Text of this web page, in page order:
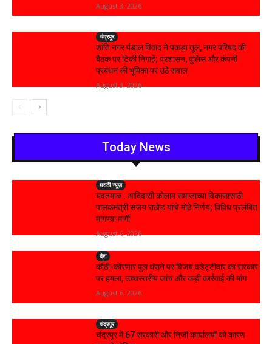
August 3, 2026
चंद्रपूर
शांति नगर पंडाल विवाद ने पकड़ा तूल, नगर परिषद की
बैठक पर टिकीं निगाहें; प्रशासन, पुलिस और कंपनी
प्रबंधन की भूमिका पर उठे सवाल
August 3, 2026
Today News
मराठी न्यूज़
यवतमाळ : आदिवासी कोलाम समाजाच्या विकासासाठी
पालकमंत्री संजय राठोड यांचे मोठे निर्णय; विविध प्रलंबित
मागण्या मार्गी
August 6, 2026
देश
कोठी-कोरणार पुल धंसने पर विजय वडेट्टीवार का सरकार
पर हमला, उच्चस्तरीय जांच और कड़ी कार्रवाई की मांग
August 6, 2026
चंद्रपूर
चंद्रपुर में 67 सरकारी और निजी कार्यालयों को कारण